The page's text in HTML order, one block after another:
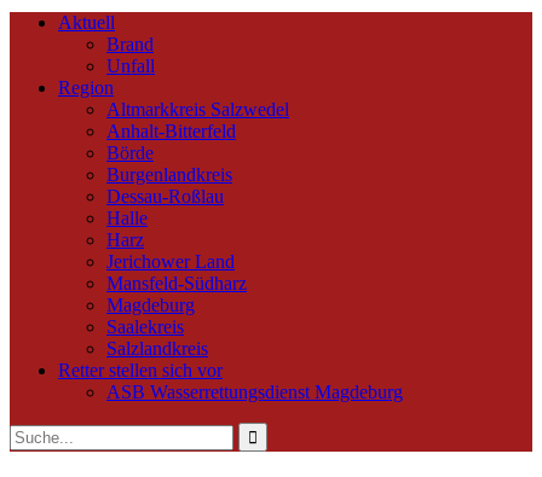
Aktuell
Brand
Unfall
Region
Altmarkkreis Salzwedel
Anhalt-Bitterfeld
Börde
Burgenlandkreis
Dessau-Roßlau
Halle
Harz
Jerichower Land
Mansfeld-Südharz
Magdeburg
Saalekreis
Salzlandkreis
Retter stellen sich vor
ASB Wasserrettungsdienst Magdeburg